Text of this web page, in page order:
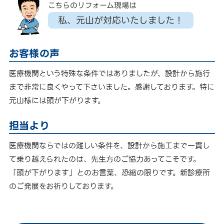
こちらのリフォーム現場は
私、元山が対応いたしました！
お客様の声
医療機関という特殊な条件ではありましたが、設計から施行
まで非常に良くやって下さいました。感謝しております。特に
元山様には頭が下がります。
担当より
医療機関ならではの難しい条件を、設計から施工まで一貫し
て乗り越えられたのは、先生方のご協力あってこそです。
「頭が下がります」とのお言葉、恐縮の限りです。新診療所
のご発展をお祈りしております。